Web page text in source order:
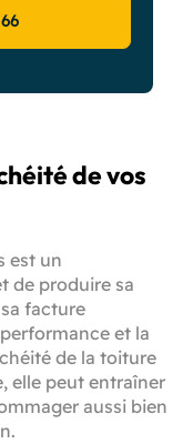
de vos
est un
de produire sa
facture
et la
de la toiture
elle peut entraîner
aussi bien